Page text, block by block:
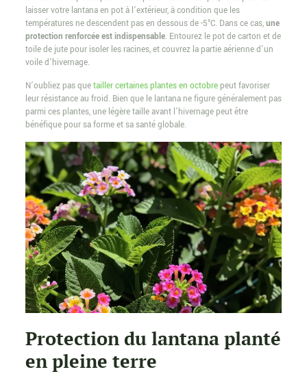
laisser votre lantana en pot à l’extérieur, à condition que les
températures ne descendent pas en dessous de -5°C. Dans ce cas,une
protection renforcée est indispensable. Entourez le pot de carton et de
toile de jute pour isoler les racines, et couvrez la partie aérienne d’un
voile d’hivernage.
N’oubliez pas quetailler certaines plantes en octobrepeut favoriser
leur résistance au froid. Bien que le lantana ne figure généralement pas
parmi ces plantes, une légère taille avant l’hivernage peut être
bénéfique pour sa forme et sa santé globale.
Protection du lantana planté
en pleine terre